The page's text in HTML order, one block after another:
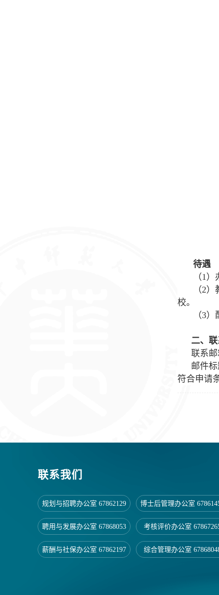
待遇
（1）
（2）
校。
（3）
二、
联系邮
邮件
符合申请
联系我们
规划与招聘办公室 67862129 博士后管理办公室
聘用与发展办公室 67868053 考核评价办公室
薪酬与社保办公室 67862197 综合管理办公室